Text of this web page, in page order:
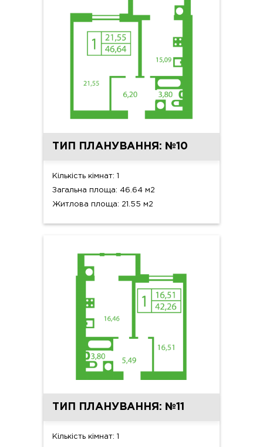
ТИП ПЛАНУВАННЯ: №10
Кількість кімнат: 1
Загальна площа: 46.64 м2
Житлова площа: 21.55 м2
ТИП ПЛАНУВАННЯ: №11
Кількість кімнат: 1